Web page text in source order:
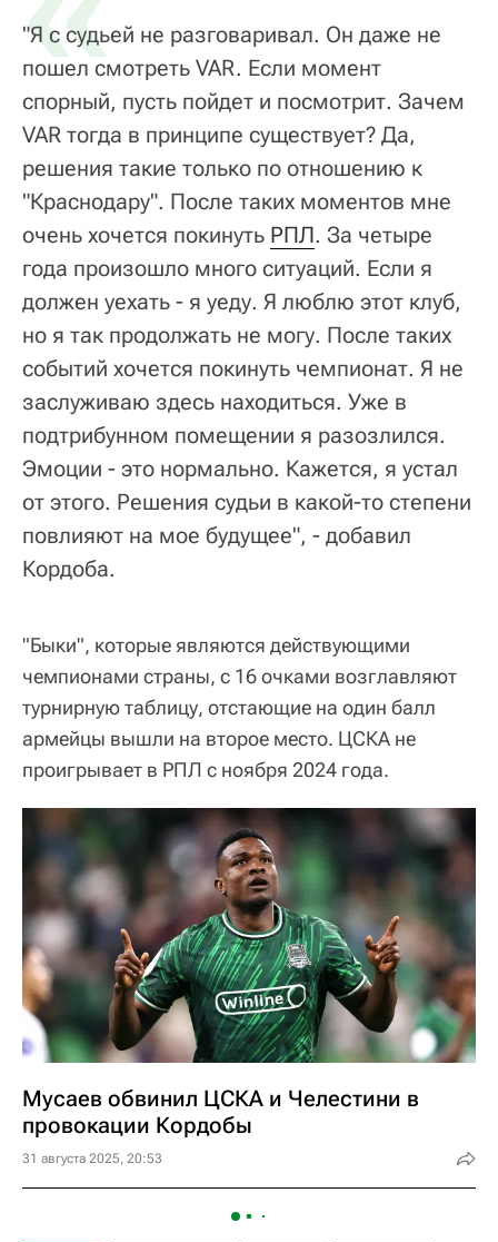
"Я с судьей не разговаривал. Он даже не
пошел смотреть VAR. Если момент
спорный, пусть пойдет и посмотрит. Зачем
VAR тогда в принципе существует? Да,
решения такие только по отношению к
"Краснодару". После таких моментов мне
очень хочется покинуть РПЛ. За четыре
года произошло много ситуаций. Если я
должен уехать - я уеду. Я люблю этот клуб,
но я так продолжать не могу. После таких
событий хочется покинуть чемпионат. Я не
заслуживаю здесь находиться. Уже в
подтрибунном помещении я разозлился.
Эмоции - это нормально. Кажется, я устал
от этого. Решения судьи в какой-то степени
повлияют на мое будущее", - добавил
Кордоба.
"Быки", которые являются действующими
чемпионами страны, с 16 очками возглавляют
турнирную таблицу, отстающие на один балл
армейцы вышли на второе место. ЦСКА не
проигрывает в РПЛ с ноября 2024 года.
Мусаев обвинил ЦСКА и Челестини в
провокации Кордобы
31 августа 2025, 20:53